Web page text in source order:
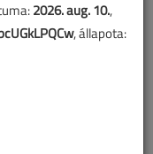
2026. aug. 10.,
, állapota: